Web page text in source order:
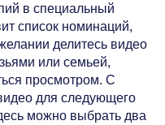
в специальный
список номинаций,
делитесь видео
или семьей,
просмотром. С
для следующего
можно выбрать два